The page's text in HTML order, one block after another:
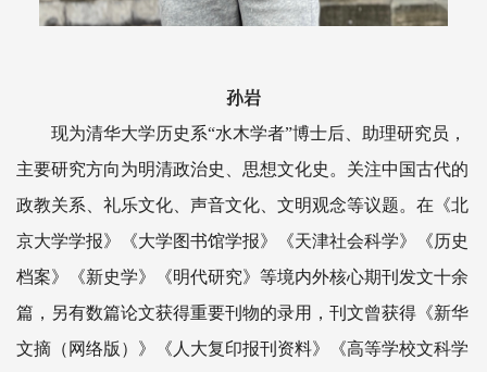
孙岩
现为清华大学历史系“水木学者”博士后、助理研究员，
主要研究方向为明清政治史、思想文化史。关注中国古代的
政教关系、礼乐文化、声音文化、文明观念等议题。在《北
京大学学报》《大学图书馆学报》《天津社会科学》《历史
档案》《新史学》《明代研究》等境内外核心期刊发文十余
篇，另有数篇论文获得重要刊物的录用，刊文曾获得《新华
文摘（网络版）》《人大复印报刊资料》《高等学校文科学